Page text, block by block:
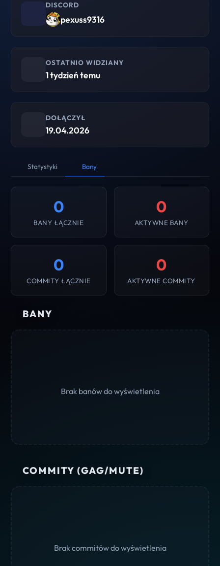
DISCORD
pexuss9316
OSTATNIO WIDZIANY
1 tydzień temu
DOŁĄCZYŁ
19.04.2026
Statystyki Bany
0
BANY ŁĄCZNIE
0
AKTYWNE BANY
0
COMMITY ŁĄCZNIE
0
AKTYWNE COMMITY
BANY
Brak banów do wyświetlenia
COMMITY (GAG/MUTE)
Brak commitów do wyświetlenia